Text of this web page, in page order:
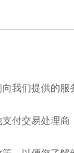
我们提供的服
付交易处理